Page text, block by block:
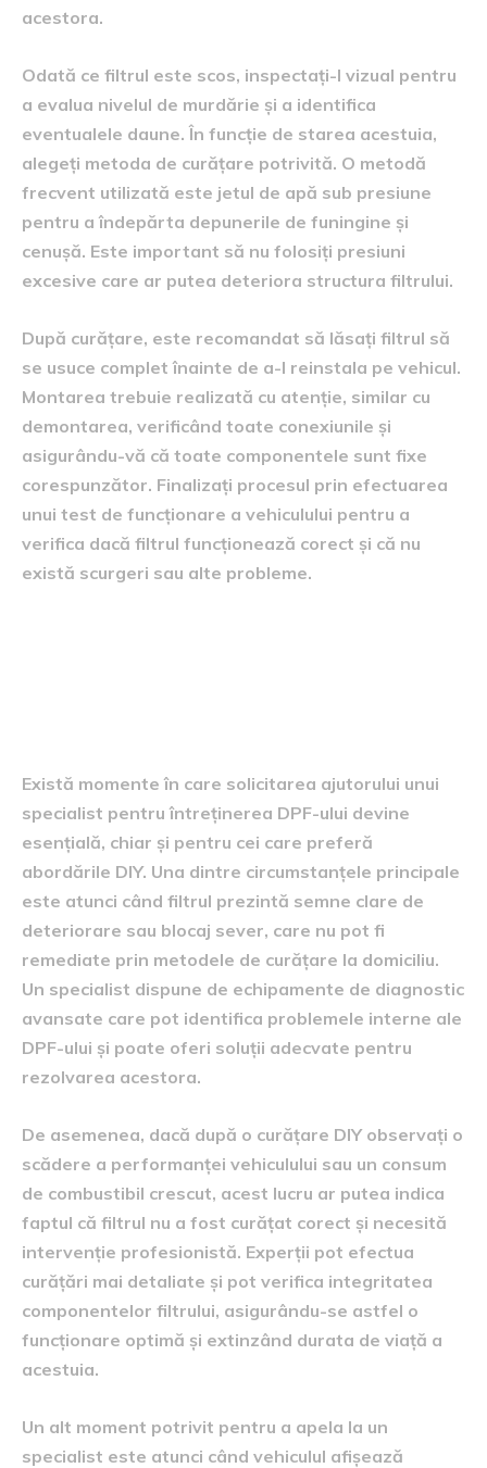
acestora.
Odată ce filtrul este scos, inspectați-l vizual pentru
a evalua nivelul de murdărie și a identifica
eventualele daune. În funcție de starea acestuia,
alegeți metoda de curățare potrivită. O metodă
frecvent utilizată este jetul de apă sub presiune
pentru a îndepărta depunerile de funingine și
cenușă. Este important să nu folosiți presiuni
excesive care ar putea deteriora structura filtrului.
După curățare, este recomandat să lăsați filtrul să
se usuce complet înainte de a-l reinstala pe vehicul.
Montarea trebuie realizată cu atenție, similar cu
demontarea, verificând toate conexiunile și
asigurându-vă că toate componentele sunt fixe
corespunzător. Finalizați procesul prin efectuarea
unui test de funcționare a vehiculului pentru a
verifica dacă filtrul funcționează corect și că nu
există scurgeri sau alte probleme.
Există momente în care solicitarea ajutorului unui
specialist pentru întreținerea DPF-ului devine
esențială, chiar și pentru cei care preferă
abordările DIY. Una dintre circumstanțele principale
este atunci când filtrul prezintă semne clare de
deteriorare sau blocaj sever, care nu pot fi
remediate prin metodele de curățare la domiciliu.
Un specialist dispune de echipamente de diagnostic
avansate care pot identifica problemele interne ale
DPF-ului și poate oferi soluții adecvate pentru
rezolvarea acestora.
De asemenea, dacă după o curățare DIY observați o
scădere a performanței vehiculului sau un consum
de combustibil crescut, acest lucru ar putea indica
faptul că filtrul nu a fost curățat corect și necesită
intervenție profesionistă. Experții pot efectua
curățări mai detaliate și pot verifica integritatea
componentelor filtrului, asigurându-se astfel o
funcționare optimă și extinzând durata de viață a
acestuia.
Un alt moment potrivit pentru a apela la un
specialist este atunci când vehiculul afișează